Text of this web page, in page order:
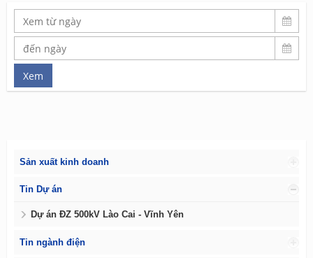
Sản xuất kinh doanh
Tin Dự án
Dự án ĐZ 500kV Lào Cai - Vĩnh Yên
Tin ngành điện